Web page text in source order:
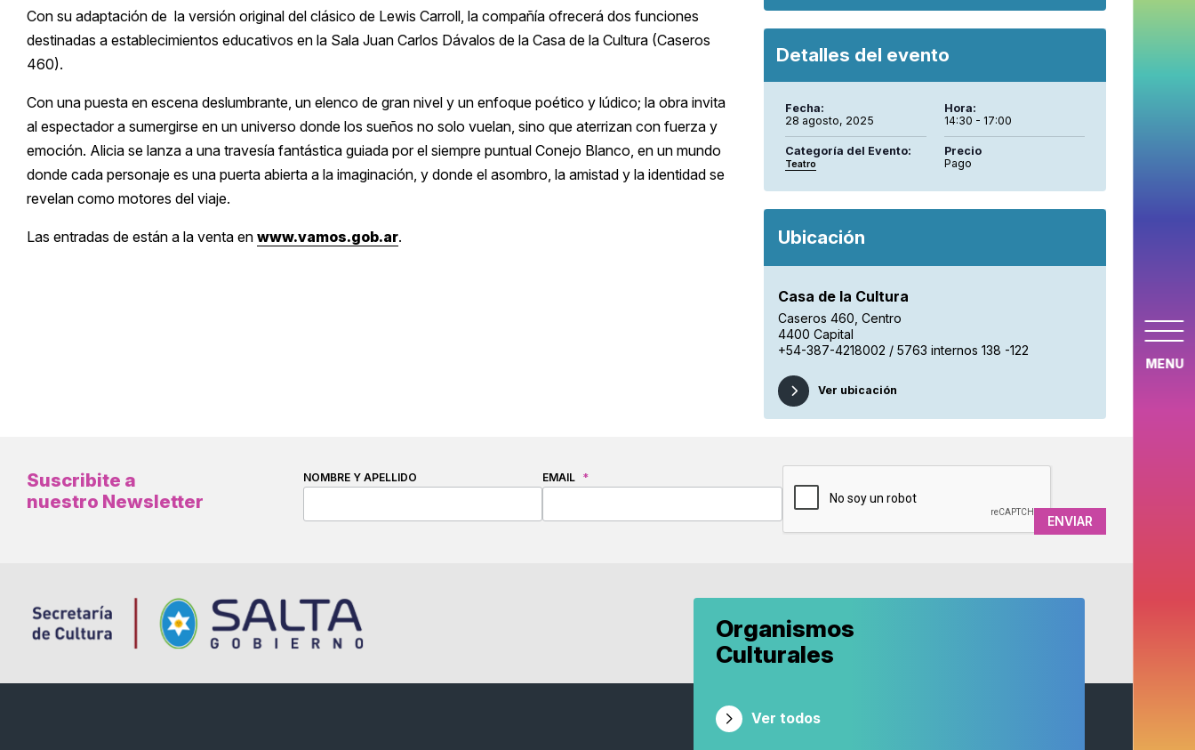
MENU
Con su adaptación de la versión original del clásico de Lewis Carroll, la compañía ofrecerá dos funciones
destinadas a establecimientos educativos en la Sala Juan Carlos Dávalos de la Casa de la Cultura (Caseros
460).
Con una puesta en escena deslumbrante, un elenco de gran nivel y un enfoque poético y lúdico; la obra invita
al espectador a sumergirse en un universo donde los sueños no solo vuelan, sino que aterrizan con fuerza y
emoción. Alicia se lanza a una travesía fantástica guiada por el siempre puntual Conejo Blanco, en un mundo
donde cada personaje es una puerta abierta a la imaginación, y donde el asombro, la amistad y la identidad se
revelan como motores del viaje.
Las entradas de están a la venta en www.vamos.gob.ar.
Detalles del evento
Fecha:
28 agosto, 2025
Hora:
14:30 - 17:00
Categoría del Evento:
Teatro
Precio
Pago
Ubicación
Casa de la Cultura
Caseros 460, Centro
4400 Capital
+54-387-4218002 / 5763 internos 138 -122
Ver ubicación
Suscribite a
nuestro Newsletter
NOMBRE Y APELLIDO EMAIL *
Organismos
Culturales
Ver todos